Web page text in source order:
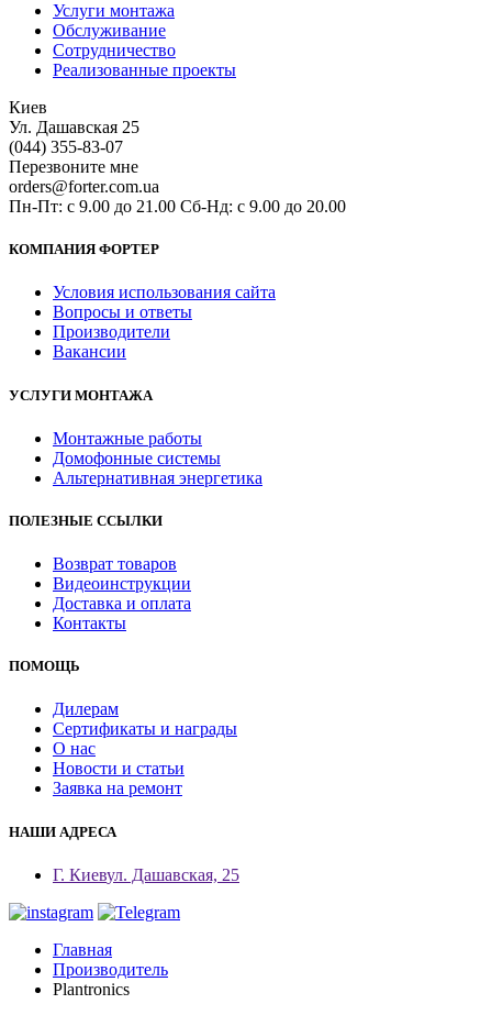
Услуги монтажа
Обслуживание
Сотрудничество
Реализованные проекты
Киев
Ул. Дашавская 25
(044) 355-83-07
Перезвоните мне
orders@forter.com.ua
Пн-Пт: с 9.00 до 21.00 Сб-Нд: с 9.00 до 20.00
КОМПАНИЯ ФОРТЕР
Условия использования сайта
Вопросы и ответы
Производители
Вакансии
УСЛУГИ МОНТАЖА
Монтажные работы
Домофонные системы
Альтернативная энергетика
ПОЛЕЗНЫЕ ССЫЛКИ
Возврат товаров
Видеоинструкции
Доставка и оплата
Контакты
ПОМОЩЬ
Дилерам
Сертификаты и награды
О нас
Новости и статьи
Заявка на ремонт
НАШИ АДРЕСА
Г. Киевул. Дашавская, 25
Главная
Производитель
Plantronics